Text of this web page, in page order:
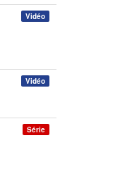
Vidéo
Vidéo
Série